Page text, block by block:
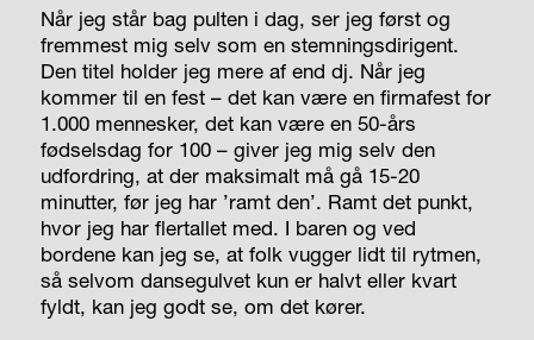
Når jeg står bag pulten i dag, ser jeg først og
fremmest mig selv som en stemningsdirigent.
Den titel holder jeg mere af end dj. Når jeg
kommer til en fest – det kan være en firmafest for
1.000 mennesker, det kan være en 50-års
fødselsdag for 100 – giver jeg mig selv den
udfordring, at der maksimalt må gå 15-20
minutter, før jeg har ’ramt den’. Ramt det punkt,
hvor jeg har flertallet med. I baren og ved
bordene kan jeg se, at folk vugger lidt til rytmen,
så selvom dansegulvet kun er halvt eller kvart
fyldt, kan jeg godt se, om det kører.